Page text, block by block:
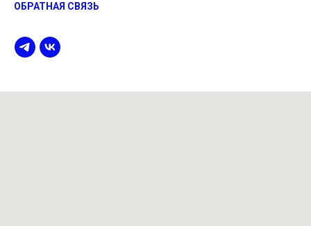
ОБРАТНАЯ СВЯЗЬ